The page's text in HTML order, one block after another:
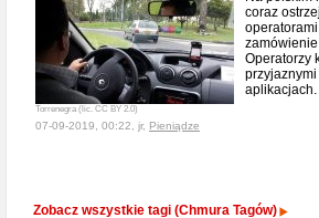
Torrenegra (lic. CC BY 2.0)
coraz
Operatorzy
aplikacjach.
07-09-2019, 00:22, jr, Pieniądze
Zobacz wszystkie tagi (Chmura Tagów)